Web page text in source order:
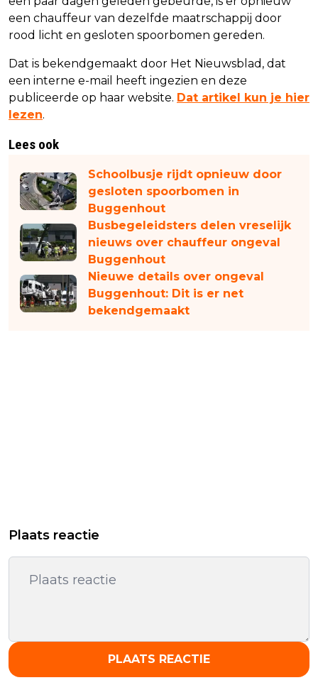
een chauffeur van dezelfde maatrschappij door
rood licht en gesloten spoorbomen gereden.
Dat is bekendgemaakt door Het Nieuwsblad, dat
een interne e-mail heeft ingezien en deze
publiceerde op haar website. Dat artikel kun je hier
lezen.
Lees ook
Schoolbusje rijdt opnieuw door
gesloten spoorbomen in
Buggenhout
Busbegeleidsters delen vreselijk
nieuws over chauffeur ongeval
Buggenhout
Nieuwe details over ongeval
Buggenhout: Dit is er net
bekendgemaakt
Plaats reactie
PLAATS REACTIE